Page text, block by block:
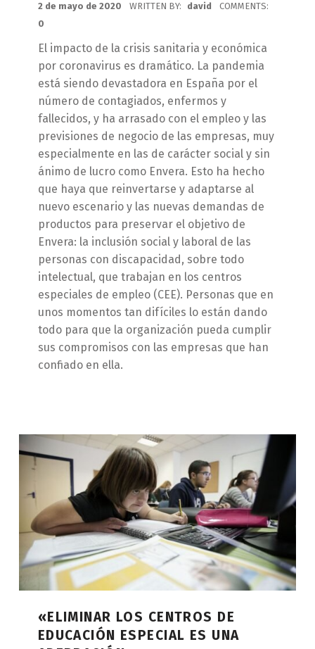
2 de mayo de 2020 WRITTEN BY: david
COMMENTS:
0
El impacto de la crisis sanitaria y económica
por coronavirus es dramático. La pandemia
está siendo devastadora en España por el
número de contagiados, enfermos y
fallecidos, y ha arrasado con el empleo y las
previsiones de negocio de las empresas, muy
especialmente en las de carácter social y sin
ánimo de lucro como Envera. Esto ha hecho
que haya que reinvertarse y adaptarse al
nuevo escenario y las nuevas demandas de
productos para preservar el objetivo de
Envera: la inclusión social y laboral de las
personas con discapacidad, sobre todo
intelectual, que trabajan en los centros
especiales de empleo (CEE). Personas que en
unos momentos tan difíciles lo están dando
todo para que la organización pueda cumplir
sus compromisos con las empresas que han
confiado en ella.
«ELIMINAR LOS CENTROS DE
EDUCACIÓN ESPECIAL ES UNA